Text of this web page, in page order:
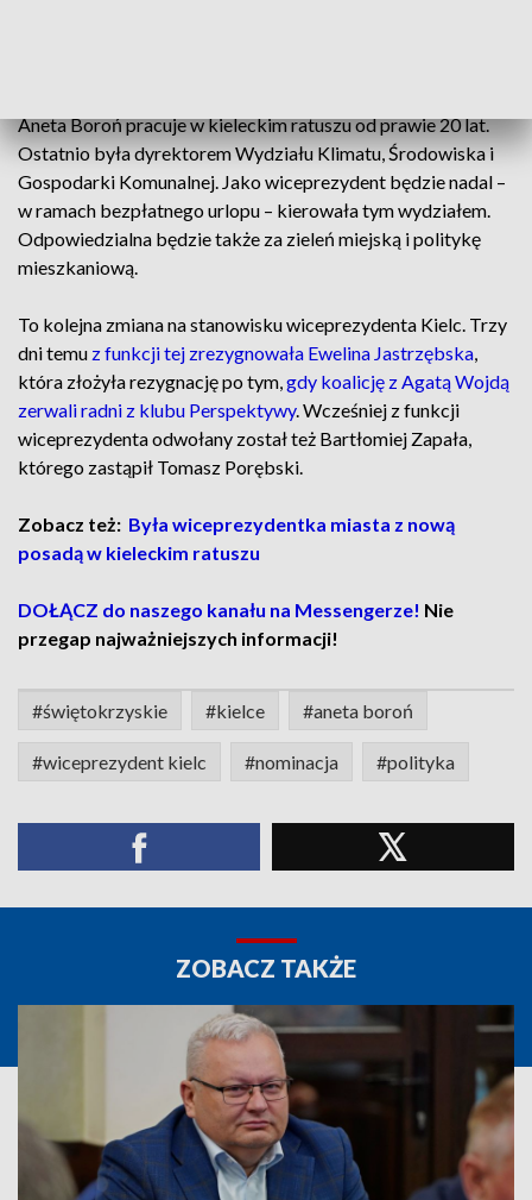
Aneta Boroń pracuje w kieleckim ratuszu od prawie 20 lat.
Ostatnio była dyrektorem Wydziału Klimatu, Środowiska i
Gospodarki Komunalnej. Jako wiceprezydent będzie nadal –
w ramach bezpłatnego urlopu – kierowała tym wydziałem.
Odpowiedzialna będzie także za zieleń miejską i politykę
mieszkaniową.
To kolejna zmiana na stanowisku wiceprezydenta Kielc. Trzy
dni temu z funkcji tej zrezygnowała Ewelina Jastrzębska,
która złożyła rezygnację po tym,gdy koalicję z Agatą Wojdą
zerwali radni z klubu Perspektywy. Wcześniej z funkcji
wiceprezydenta odwołany został też Bartłomiej Zapała,
którego zastąpił Tomasz Porębski.
Zobacz też: Była wiceprezydentka miasta z nową
posadą w kieleckim ratuszu
DOŁĄCZ do naszego kanału na Messengerze! Nie
przegap najważniejszych informacji!
#świętokrzyskie #kielce #aneta boroń
#wiceprezydent kielc #nominacja #polityka
ZOBACZ TAKŻE